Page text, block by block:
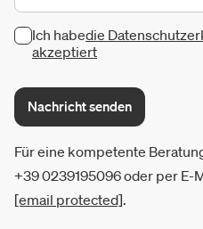
Ich habedie
akzeptiert
Nachricht senden
Für eine kompetente
+39 0239195096 oder per E-
[email protected].